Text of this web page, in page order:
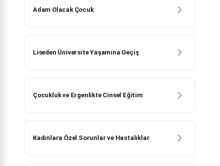
Adam Olacak Çocuk
Liseden Üniversite Yaşamına Geçiş
Çocukluk ve Ergenlikte Cinsel Eğitim
Kadınlara Özel Sorunlar ve Hastalıklar